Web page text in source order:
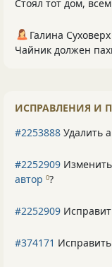
Стоял тот дом,
Галина Суховерх
Чайник должен
ИСПРАВЛЕНИЯ И
#2253888 Удалить
#2252909
автор 0?
#2252909
#374171